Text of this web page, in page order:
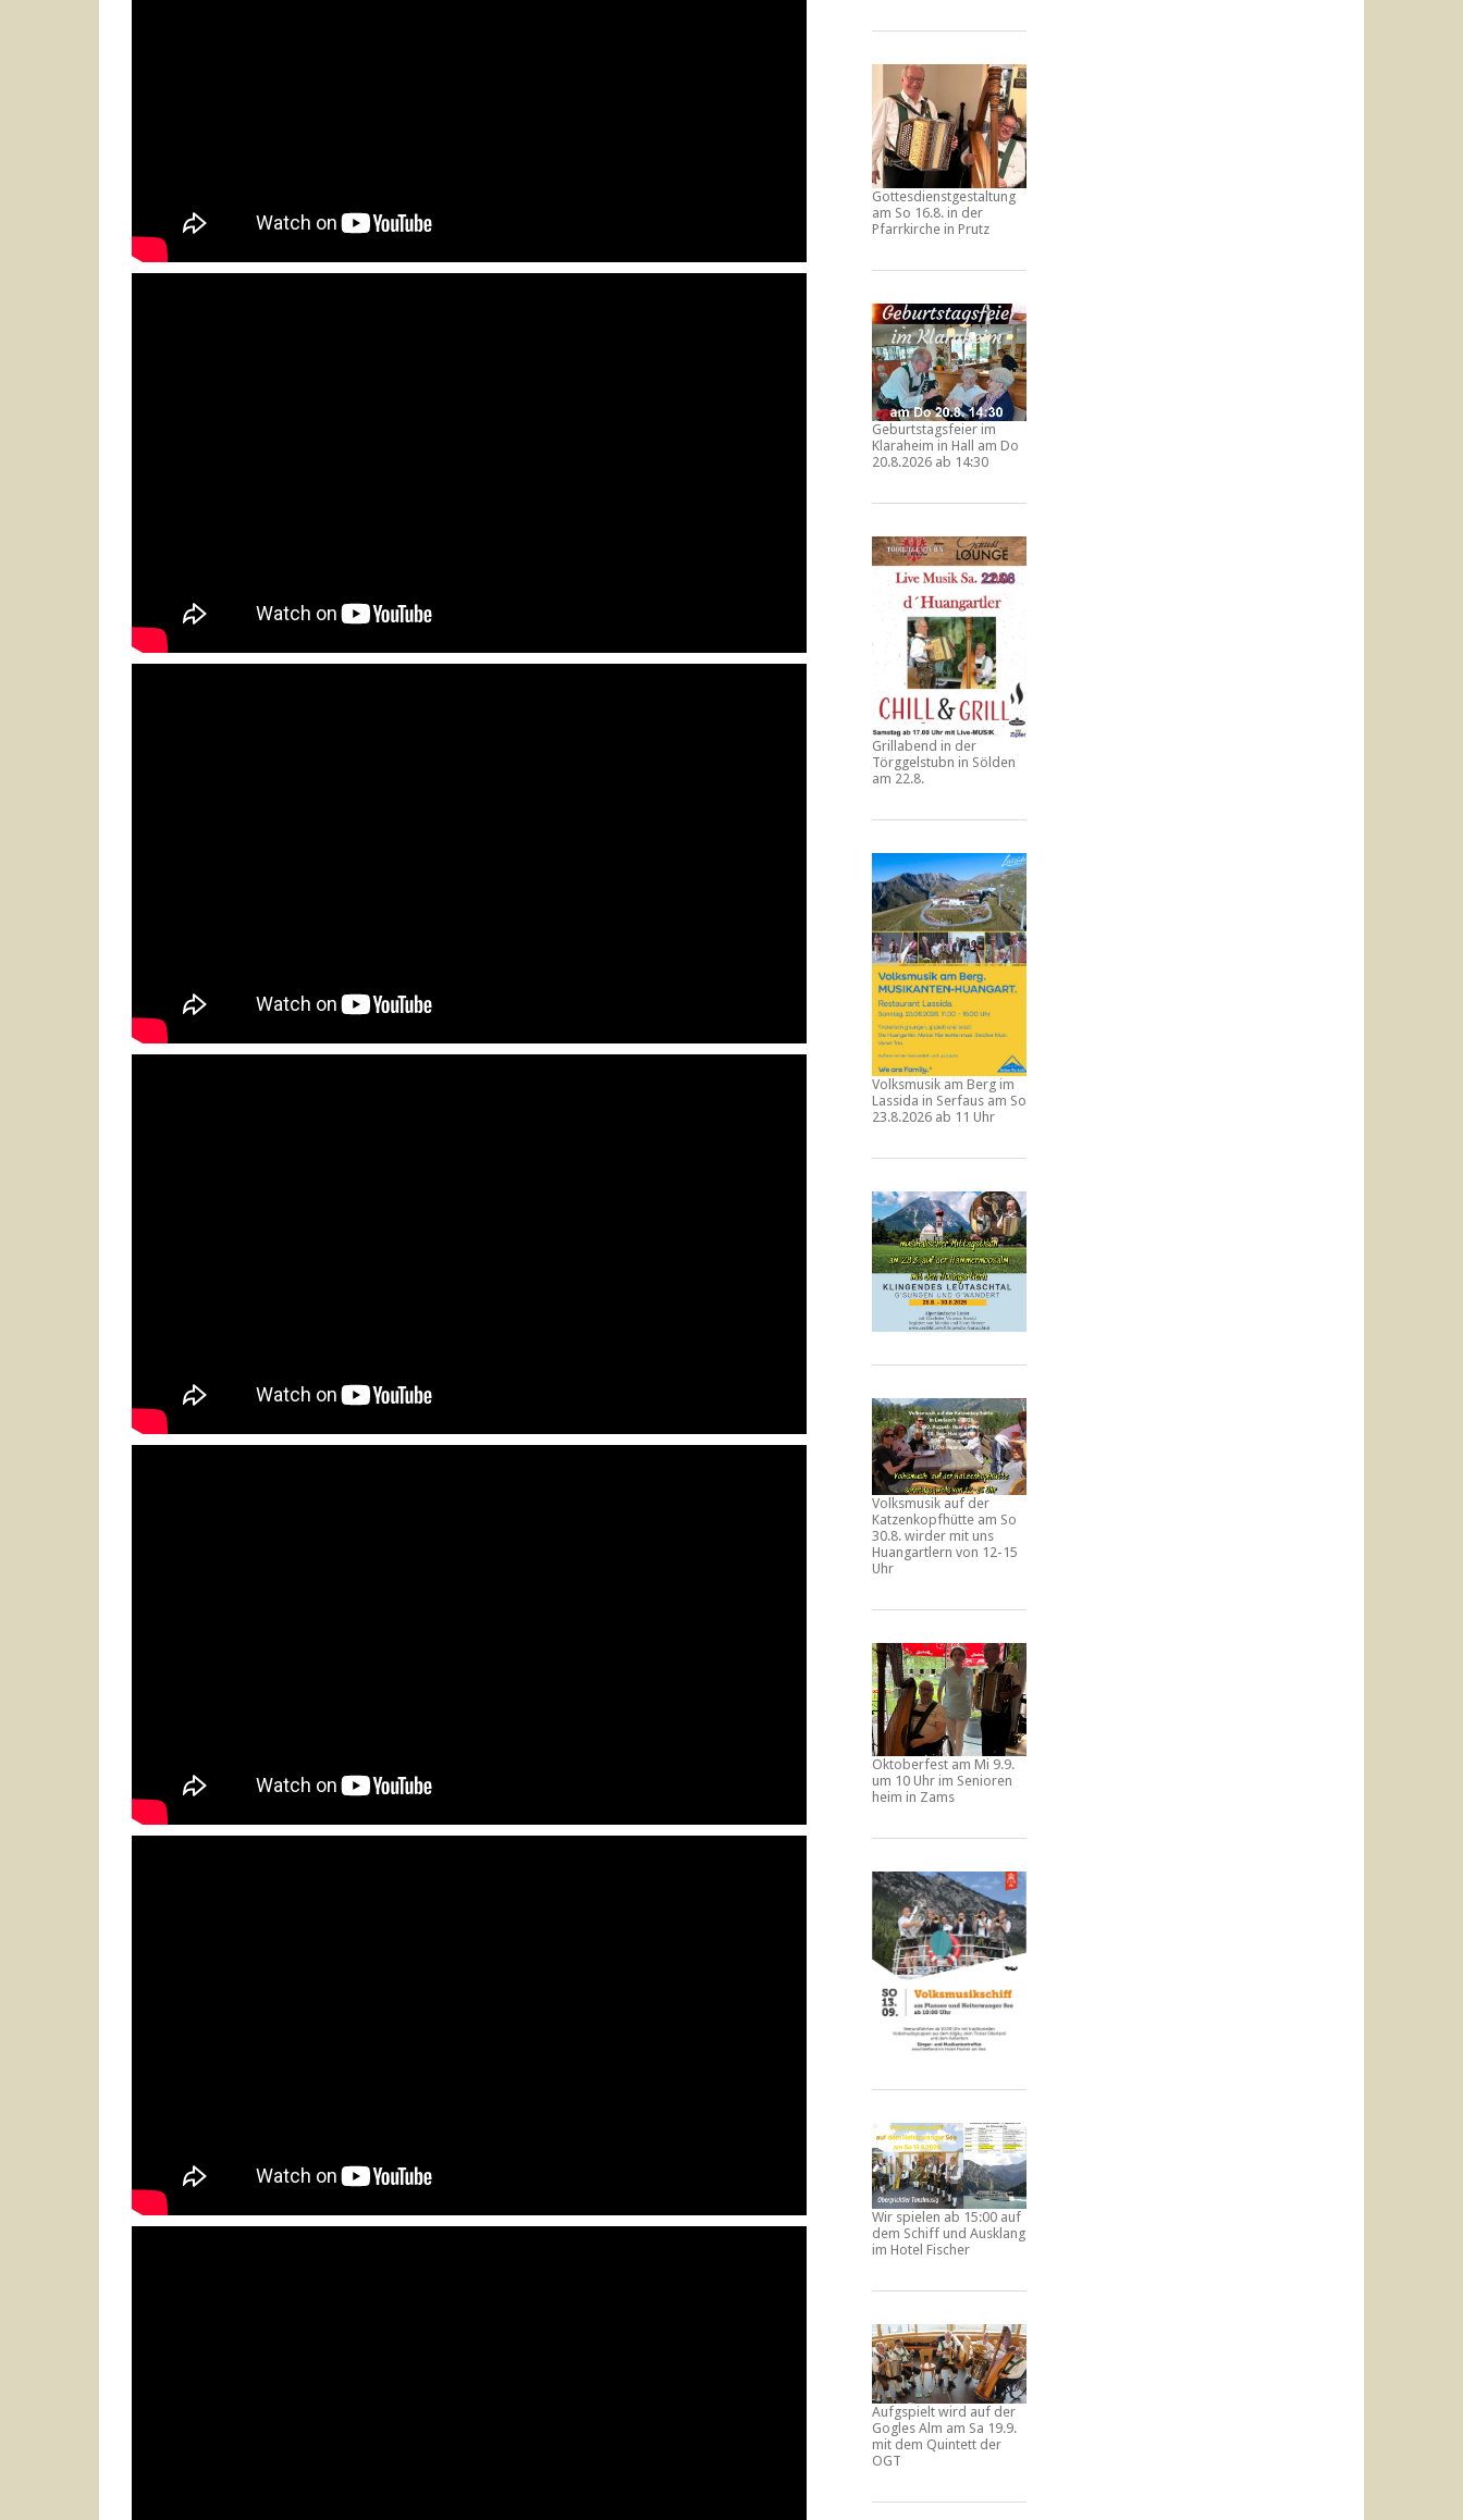
Gottesdienstgestaltung
am So 16.8. in der
Pfarrkirche in Prutz
Geburtstagsfeier im
Klaraheim in Hall
am Do
20.8.2026 ab 14:30
Grillabend in der
Törggelstubn in Sölden
am 22.8.
Volksmusik am Berg im
Lassida in Serfaus am So
23.8.2026 ab 11 Uhr
Volksmusik auf der
Katzenkopfhütte am So
30.8. wirder mit uns
Huangartlern von 12-15
Uhr
Oktoberfest am Mi 9.9.
um 10 Uhr im Senioren
heim in Zams
Wir spielen ab 15:00 auf
dem Schiff und Ausklang
im Hotel Fischer
Aufgspielt wird auf der
Gogles Alm am Sa 19.9.
mit dem Quintett der
OGT